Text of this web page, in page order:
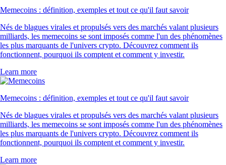
Memecoins : définition, exemples et tout ce qu'il faut savoir
Nés de blagues virales et propulsés vers des marchés valant plusieurs
milliards, les memecoins se sont imposés comme l'un des phénomènes
les plus marquants de l'univers crypto. Découvrez comment ils
fonctionnent, pourquoi ils comptent et comment y investir.
Learn more
Memecoins : définition, exemples et tout ce qu'il faut savoir
Nés de blagues virales et propulsés vers des marchés valant plusieurs
milliards, les memecoins se sont imposés comme l'un des phénomènes
les plus marquants de l'univers crypto. Découvrez comment ils
fonctionnent, pourquoi ils comptent et comment y investir.
Learn more